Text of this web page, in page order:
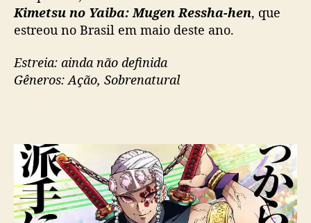
Kimetsu no Yaiba: Mugen Ressha-hen, que
estreou no Brasil em maio deste ano.
Estreia: ainda não definida
Gêneros: Ação, Sobrenatural